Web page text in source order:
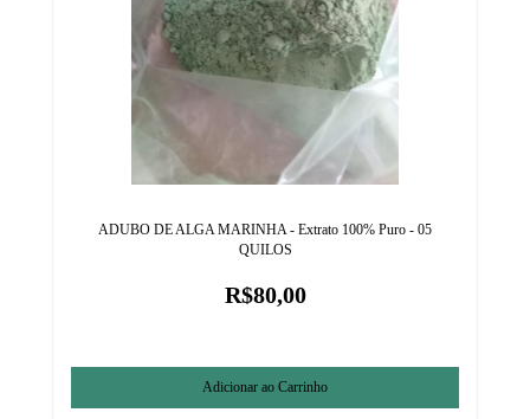
ADUBO DE ALGA MARINHA - Extrato 100% Puro - 05
QUILOS
R$80,00